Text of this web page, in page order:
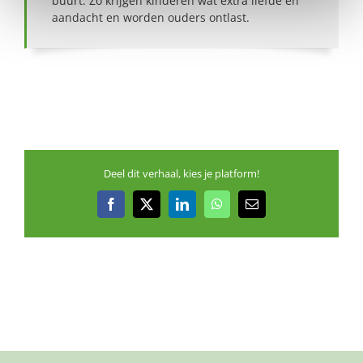
aandacht en worden ouders ontlast.
Deel dit verhaal, kies je platform!
Facebook
X LinkedInWhatsApp
E-